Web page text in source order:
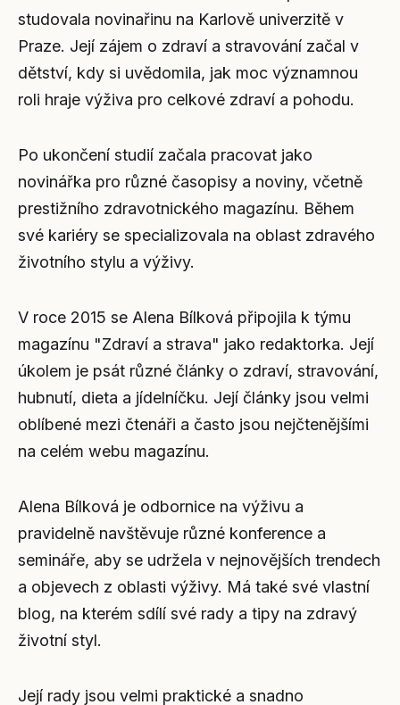
studovala novinařinu na Karlově univerzitě v
Praze. Její zájem o zdraví a stravování začal v
dětství, kdy si uvědomila, jak moc významnou
roli hraje výživa pro celkové zdraví a pohodu.
Po ukončení studií začala pracovat jako
novinářka pro různé časopisy a noviny, včetně
prestižního zdravotnického magazínu. Během
své kariéry se specializovala na oblast zdravého
životního stylu a výživy.
V roce 2015 se Alena Bílková připojila k týmu
magazínu "Zdraví a strava" jako redaktorka. Její
úkolem je psát různé články o zdraví, stravování,
hubnutí, dieta a jídelníčku. Její články jsou velmi
oblíbené mezi čtenáři a často jsou nejčtenějšími
na celém webu magazínu.
Alena Bílková je odbornice na výživu a
pravidelně navštěvuje různé konference a
semináře, aby se udržela v nejnovějších trendech
a objevech z oblasti výživy. Má také své vlastní
blog, na kterém sdílí své rady a tipy na zdravý
životní styl.
Její rady jsou velmi praktické a snadno